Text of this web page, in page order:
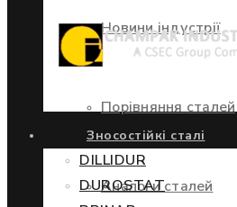
Новини індустрії
Порівняння сталей
Аналоги сталей
Зносостійкі сталі
DILLIDUR
DUROSTAT